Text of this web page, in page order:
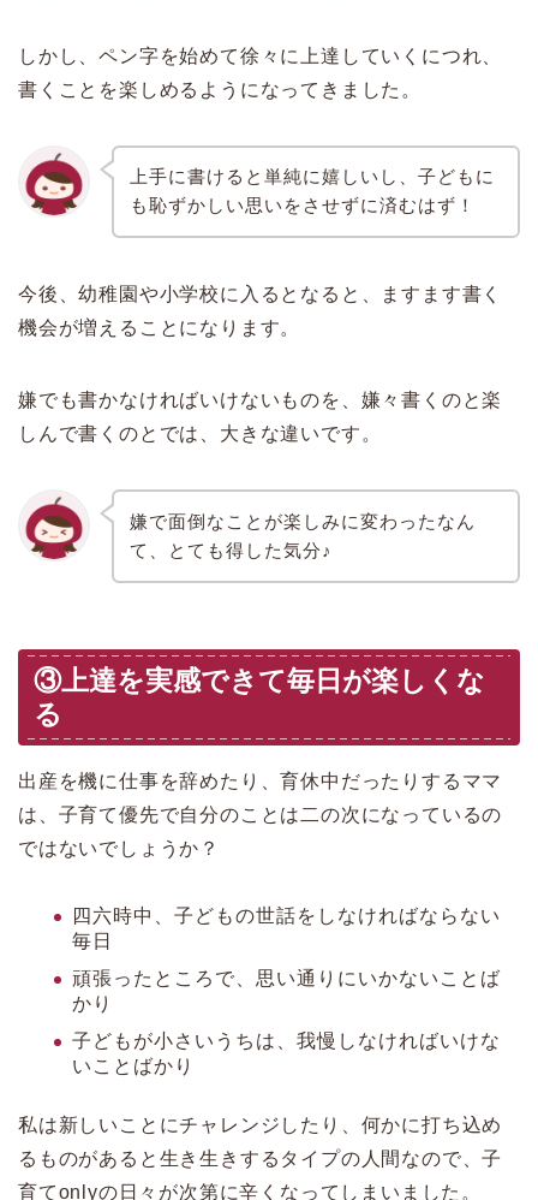
しかし、ペン字を始めて徐々に上達していくにつれ、
書くことを楽しめるようになってきました。
上手に書けると単純に嬉しいし、子どもに
も恥ずかしい思いをさせずに済むはず！
今後、幼稚園や小学校に入るとなると、ますます書く
機会が増えることになります。
嫌でも書かなければいけないものを、嫌々書くのと楽
しんで書くのとでは、大きな違いです。
嫌で面倒なことが楽しみに変わったなん
て、とても得した気分♪
③上達を実感できて毎日が楽しくな
る
出産を機に仕事を辞めたり、育休中だったりするママ
は、子育て優先で自分のことは二の次になっているの
ではないでしょうか？
四六時中、子どもの世話をしなければならない
毎日
頑張ったところで、思い通りにいかないことば
かり
子どもが小さいうちは、我慢しなければいけな
いことばかり
私は新しいことにチャレンジしたり、何かに打ち込め
るものがあると生き生きするタイプの人間なので、子
育てonlyの日々が次第に辛くなってしまいました。